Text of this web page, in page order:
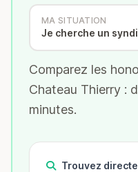
MA SITUATION
Je cherche un
Comparez les
Chateau Thierry :
minutes.
Trouvez